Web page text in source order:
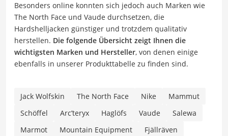
Besonders online konnten sich jedoch auch Marken wie
The North Face und Vaude durchsetzen, die
Hardshelljacken günstiger und trotzdem qualitativ
herstellen. Die folgende Übersicht zeigt Ihnen die
wichtigsten Marken und Hersteller, von denen einige
ebenfalls in unserer Produkttabelle zu finden sind.
Jack Wolfskin The North Face Nike
Mammut
Schöffel
Arc’teryx Haglöfs Vaude
Salewa
Marmot
Mountain Equipment
Fjällräven